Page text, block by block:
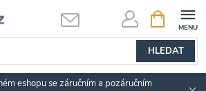
HLEDAT
NÁKUPNÍ
KOŠÍK
eshopu se záručním a pozáručním